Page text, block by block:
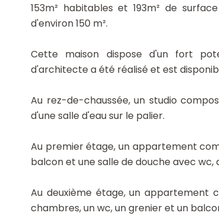
153m² habitables et 193m² de
d'environ 150 m².
Cette maison dispose d'un fort
d'architecte a été réalisé et est
Au rez-de-chaussée, un studio
d'une salle d'eau sur le palier.
Au premier étage, un appartement
balcon et une salle de douche avec wc,
Au deuxième étage, un appartement
chambres, un wc, un grenier et un